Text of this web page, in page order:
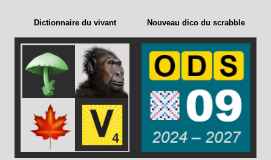
Dictionnaire du vivant Nouveau dico du scrabble